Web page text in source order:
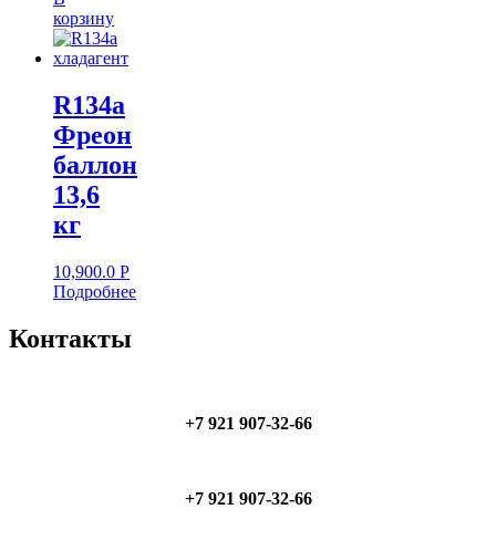
корзину
R134a
Фреон
баллон
13,6
кг
10,900.0 Р
Подробнее
Контакты
+7 921 907-32-66
+7 921 907-32-66